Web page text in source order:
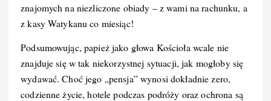
znajomych na niezliczone obiady – z wami na rachunku, a
z kasy Watykanu co miesiąc!
Podsumowując, papież jako głowa Kościoła wcale nie
znajduje się w tak niekorzystnej sytuacji, jak mogłoby się
wydawać. Choć jego „pensja” wynosi dokładnie zero,
codzienne życie, hotele podczas podróży oraz ochrona są